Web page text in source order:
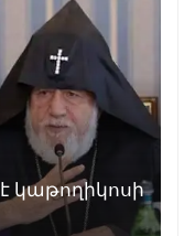
կաթողիկոսի